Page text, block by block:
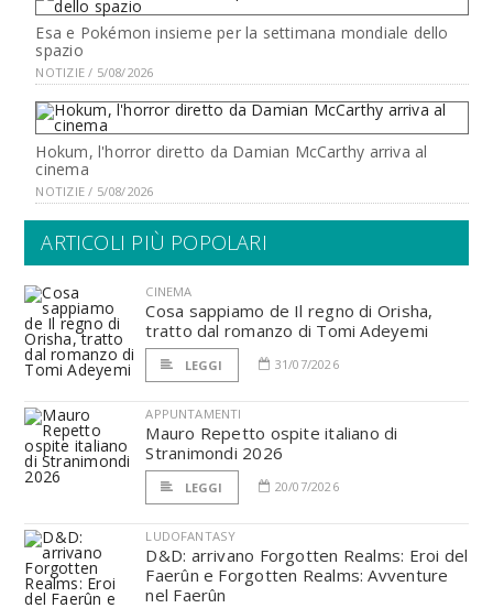
Esa e Pokémon insieme per la settimana mondiale dello
spazio
NOTIZIE / 5/08/2026
Hokum, l'horror diretto da Damian McCarthy arriva al
cinema
NOTIZIE / 5/08/2026
ARTICOLI PIÙ POPOLARI
CINEMA
Cosa sappiamo de Il regno di Orisha,
tratto dal romanzo di Tomi Adeyemi
LEGGI 31/07/2026
APPUNTAMENTI
Mauro Repetto ospite italiano di
Stranimondi 2026
LEGGI 20/07/2026
LUDOFANTASY
D&D: arrivano Forgotten Realms: Eroi del
Faerûn e Forgotten Realms: Avventure
nel Faerûn